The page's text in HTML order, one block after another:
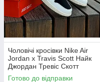
Чоловічі кросівки Nike Air
Jordan x Travis Scott Найк
Джордан Тревіс Скотт
Готово до відправки